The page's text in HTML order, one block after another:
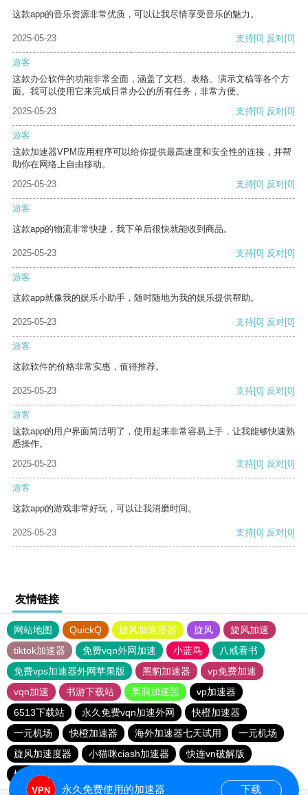
这款app的音乐资源非常优质，可以让我尽情享受音乐的魅力。
2025-05-23 支持[0] 反对[0]
游客
这款办公软件的功能非常全面，涵盖了文档、表格、演示文稿等各个方
面。我可以使用它来完成日常办公的所有任务，非常方便。
2025-05-23
支持[0] 反对[0]
游客
这款加速器VPM应用程序可以给你提供最高速度和安全性的连接，并帮
助你在网络上自由移动。
2025-05-23
支持[0] 反对[0]
游客
这款app的物流非常快捷，我下单后很快就能收到商品。
2025-05-23 支持[0] 反对[0]
游客
这款app就像我的娱乐小助手，随时随地为我的娱乐提供帮助。
2025-05-23 支持[0] 反对[0]
游客
这款软件的价格非常实惠，值得推荐。
2025-05-23 支持[0] 反对[0]
游客
这款app的用户界面简洁明了，使用起来非常容易上手，让我能够快速熟
悉操作。
2025-05-23
支持[0] 反对[0]
游客
这款app的游戏非常好玩，可以让我消磨时间。
2025-05-23 支持[0] 反对[0]
友情链接
网站地图 QuickQ 旋风加速度器 旋风
旋风加速
tiktok加速器
免费vqn外网加速 小蓝鸟
八戒看书
免费vps加速器外网苹果版
黑豹加速器
vp免费加速
vqn加速
书游下载站 黑洞加速噐
vp加速器
6513下载站
永久免费vqn加速外网
快橙加速器
一元机场
快橙加速器 海外加速器七天试用
一元机场
旋风加速度器
小猫咪ciash加速器
快连vn破解版
快鸭加速器
永久免费使用的加速器 下载